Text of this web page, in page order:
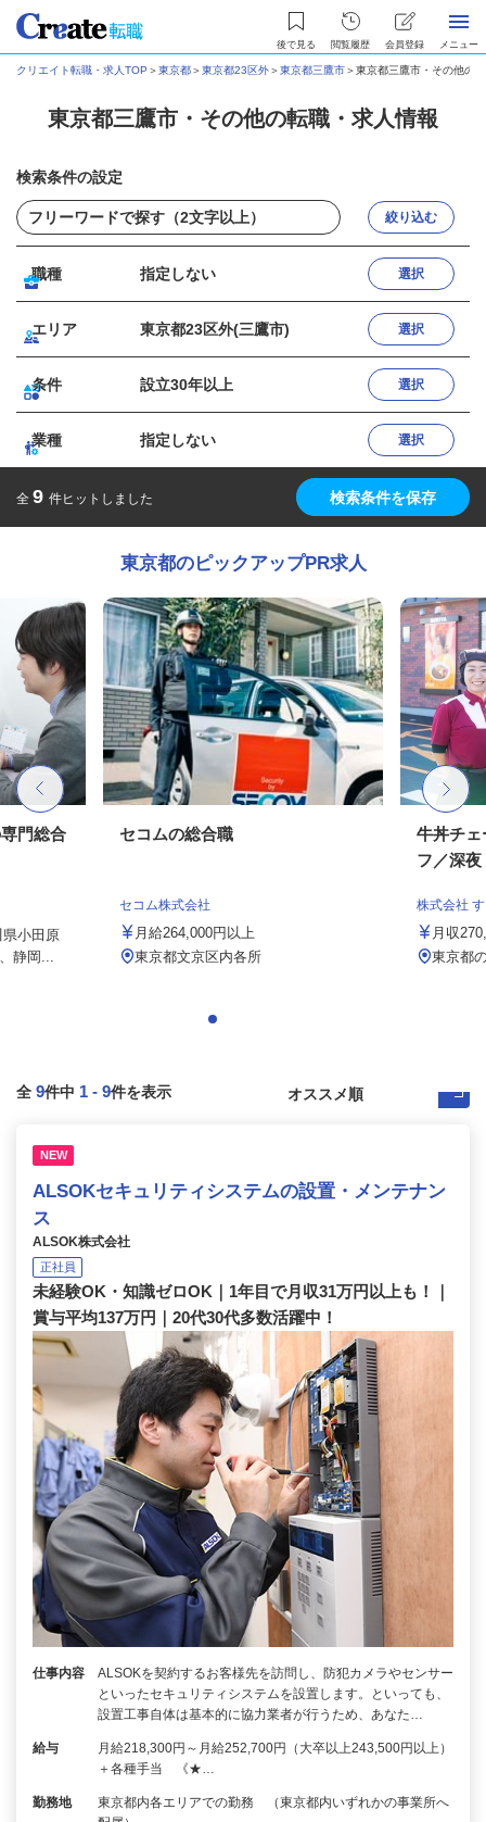
後で見る 閲覧履歴 会員登録 メニュー
クリエイト転職・求人TOP ＞東京都＞東京都23区外＞東京都三鷹市＞東京都三鷹市・その他の
東京都三鷹市・その他の転職・求人情報
検索条件の設定
絞り込む
職種 指定しない 選択
エリア 東京都23区外(三鷹市) 選択
条件 設立30年以上 選択
業種 指定しない 選択
全 9 件ヒットしました 検索条件を保存
東京都のピックアップPR求人
門総合
小田原
静岡...
セコムの総合職
セコム株式会社
月給264,000円以上
東京都文京区内各所
牛丼チェ
フ／深夜
株式会社
月収
東京都
全 9件中 1 - 9件を表示
NEW
ALSOKセキュリティシステムの設置・メンテナン
ス
ALSOK株式会社
正社員
未経験OK・知識ゼロOK｜1年目で月収31万円以上も！｜
賞与平均137万円｜20代30代多数活躍中！
仕事内容
ALSOKを契約するお客様先を訪問し、防犯カメラやセンサー
といったセキュリティシステムを設置します。といっても、
設置工事自体は基本的に協力業者が行うため、あなた…
給与
月給218,300円～月給252,700円（大卒以上243,500円以上）
＋各種手当 《★…
勤務地
東京都内各エリアでの勤務 （東京都内いずれかの事業所へ